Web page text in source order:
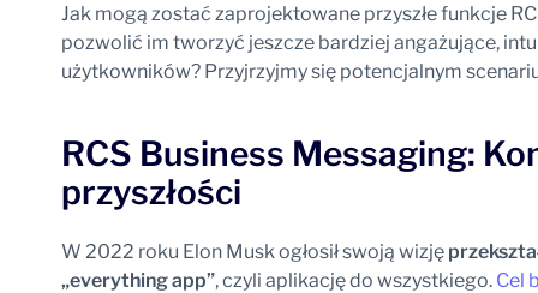
Jak mogą zostać zaprojektowane przyszłe funkcje
pozwolić im tworzyć jeszcze bardziej angażujące,
użytkowników? Przyjrzyjmy się potencjalnym
RCS Business Messaging:
przyszłości
W 2022 roku Elon Musk ogłosił swoją wizję
„everything app”, czyli aplikację do wszystkiego. Cel